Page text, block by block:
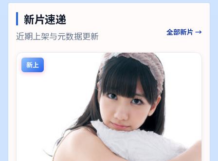
新片速递
近期上架与元数据更新 全部新片 →
新上